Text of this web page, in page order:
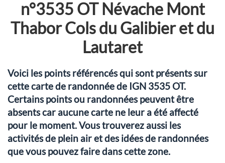
n°3535 OT Névache Mont
Thabor Cols du Galibier et du
Lautaret
Voici les points référencés qui sont présents sur
cette carte de randonnée de IGN 3535 OT.
Certains points ou randonnées peuvent être
absents car aucune carte ne leur a été affecté
pour le moment. Vous trouverez aussi les
activités de plein air et des idées de randonnées
que vous pouvez faire dans cette zone.